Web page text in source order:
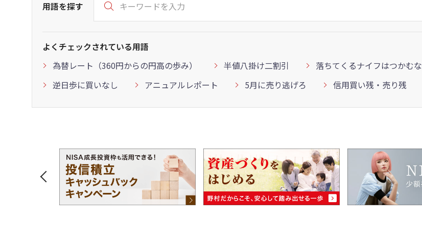
用語を探す
よくチェックされている用語
為替レート（360円からの円高の歩み）
半値八掛け二割引
落ちてくるナイフはつかむな
逆日歩に買いなし
アニュアルレポート 5月に売り逃げろ 信用買い残・売り残